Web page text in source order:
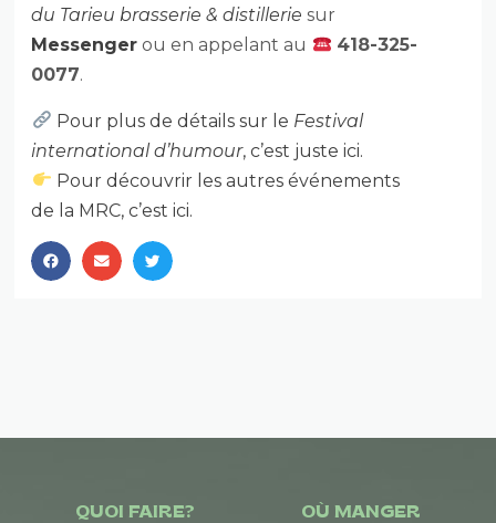
du Tarieu brasserie & distillerie sur
Messenger ou en appelant au
418-325-
0077.
Pour plus de détails sur le Festival
international d’humour, c’est juste ici.
Pour découvrir les autres événements
de la MRC, c’est ici.
QUOI FAIRE? OÙ MANGER